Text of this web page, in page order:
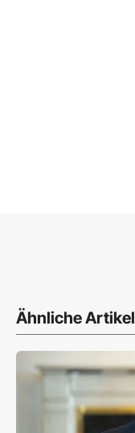
Ähnliche Artikel